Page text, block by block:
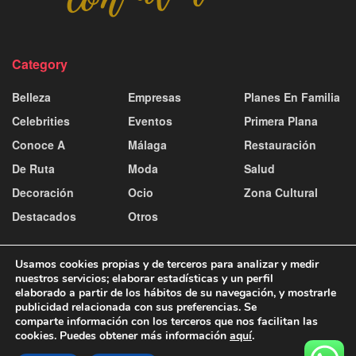
Category
Belleza
Celebrities
Conoce A
De Ruta
Decoración
Destacados
Empresas
Eventos
Málaga
Moda
Ocio
Otros
Planes En Familia
Primera Plana
Restauración
Salud
Zona Cultural
Contacto y publicidad Aviso Legal
Política de Cookies
Política de Privacidad
Usamos cookies propias y de terceros para analizar y medir
nuestros servicios; elaborar estadísticas y un perfil
elaborado a partir de los hábitos de su navegación, y mostrarle
publicidad relacionada con sus preferencias. Se
comparte información con los terceros que nos facilitan las
cookies. Puedes obtener más información aquí.